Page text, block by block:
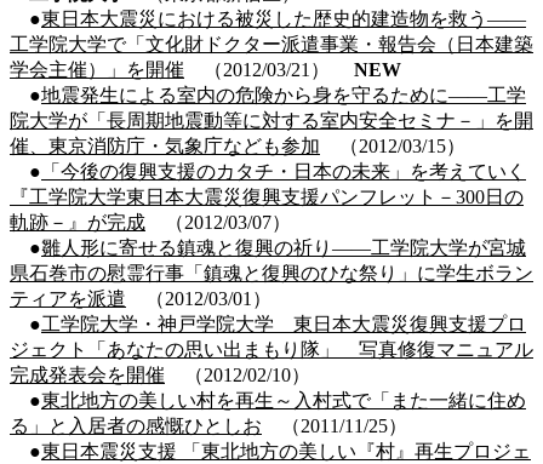
●東日本大震災における被災した歴史的建造物を救う――
工学院大学で「文化財ドクター派遣事業・報告会（日本建築
学会主催）」を開催 （2012/03/21） NEW
●地震発生による室内の危険から身を守るために――工学
院大学が「長周期地震動等に対する室内安全セミナ－」を開
催、東京消防庁・気象庁なども参加 （2012/03/15）
● 「今後の復興支援のカタチ・日本の未来」を考えていく
『工学院大学東日本大震災復興支援パンフレット－300日の
軌跡－』が完成 （2012/03/07）
●雛人形に寄せる鎮魂と復興の祈り――工学院大学が宮城
県石巻市の慰霊行事「鎮魂と復興のひな祭り」に学生ボラン
ティアを派遣 （2012/03/01）
●工学院大学・神戸学院大学 東日本大震災復興支援プロ
ジェクト「あなたの思い出まもり隊」 写真修復マニュアル
完成発表会を開催 （2012/02/10）
●東北地方の美しい村を再生～入村式で「また一緒に住め
る」と入居者の感慨ひとしお （2011/11/25）
●東日本震災支援 「東北地方の美しい『村』再生プロジェ